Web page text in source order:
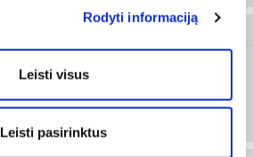
Rodyti informaciją
Leisti visus
Leisti pasirinktus